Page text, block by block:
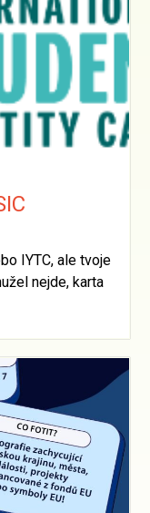
IYTC, ale tvoje
nejde, karta